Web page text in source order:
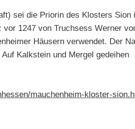
sei die Priorin des Klosters Sion
1247 von Truchsess Werner
Häusern verwendet. Der
Kalkstein und Mergel gedeihen
mauchenheim-kloster-